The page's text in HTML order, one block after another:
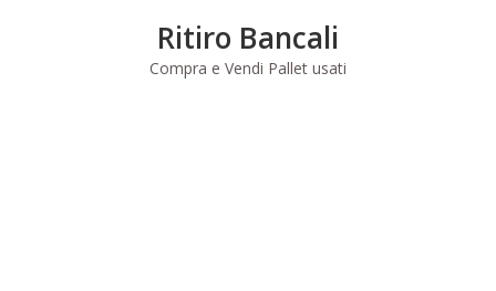
Ritiro Bancali
Compra e Vendi Pallet usati